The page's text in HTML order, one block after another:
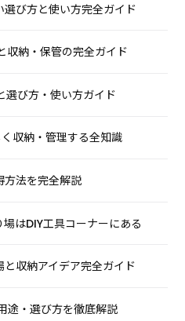
び方と使い方完全ガイド
収納・保管の完全ガイド
選び方・使い方ガイド
収納・管理する全知識
方法を完全解説
はDIY工具コーナーにある
収納アイデア完全ガイド
途・選び方を徹底解説